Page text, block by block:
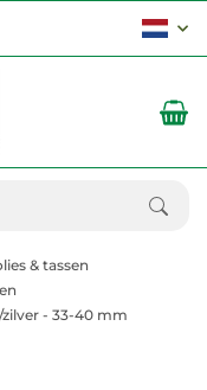
& tassen
- 33-40 mm